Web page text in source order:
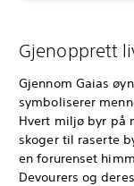
Gjenopprett
Gjennom Gaias
symboliserer
Hvert miljø byr på
skoger til raserte
en forurenset
Devourers og